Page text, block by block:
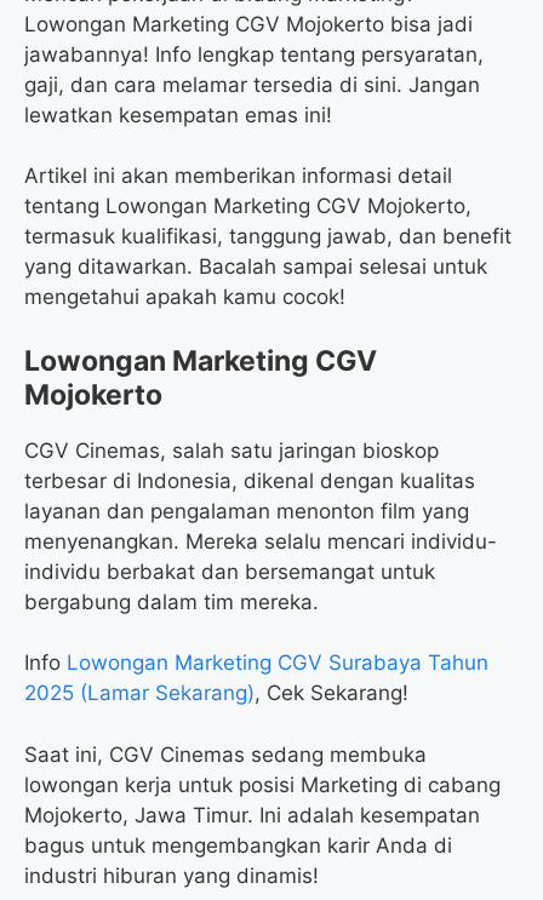
Lowongan Marketing CGV Mojokerto bisa jadi
jawabannya! Info lengkap tentang persyaratan,
gaji, dan cara melamar tersedia di sini. Jangan
lewatkan kesempatan emas ini!
Artikel ini akan memberikan informasi detail
tentang Lowongan Marketing CGV Mojokerto,
termasuk kualifikasi, tanggung jawab, dan benefit
yang ditawarkan. Bacalah sampai selesai untuk
mengetahui apakah kamu cocok!
Lowongan Marketing CGV
Mojokerto
CGV Cinemas, salah satu jaringan bioskop
terbesar di Indonesia, dikenal dengan kualitas
layanan dan pengalaman menonton film yang
menyenangkan. Mereka selalu mencari individu-
individu berbakat dan bersemangat untuk
bergabung dalam tim mereka.
Info Lowongan Marketing CGV Surabaya Tahun
2025 (Lamar Sekarang), Cek Sekarang!
Saat ini, CGV Cinemas sedang membuka
lowongan kerja untuk posisi Marketing di cabang
Mojokerto, Jawa Timur. Ini adalah kesempatan
bagus untuk mengembangkan karir Anda di
industri hiburan yang dinamis!